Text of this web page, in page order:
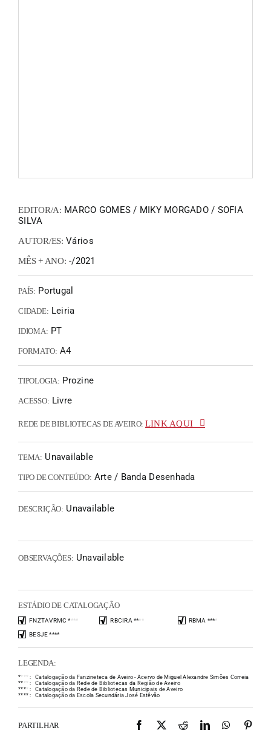
EDITOR/A: MARCO GOMES / MIKY MORGADO / SOFIA
SILVA
AUTOR/ES: Vários
MÊS + ANO: -/2021
PAÍS: Portugal
CIDADE: Leiria
IDIOMA: PT
FORMATO: A4
TIPOLOGIA: Prozine
ACESSO: Livre
REDE DE BIBLIOTECAS DE AVEIRO: LINK AQUI
TEMA: Unavailable
TIPO DE CONTEÚDO: Arte / Banda Desenhada
DESCRIÇÃO: Unavailable
OBSERVAÇÕES: Unavailable
ESTÁDIO DE CATALOGAÇÃO
FNZTAVRMC **** RBCIRA **** RBMA ****
BESJE ****
LEGENDA:
** * * :
Catalogação da Fanzineteca de Aveiro - Acervo de Miguel Alexandre Simões Correia
** * * :
Catalogação da Rede de Bibliotecas da Região de Aveiro
**** :
Catalogação da Rede de Bibliotecas Municipais de Aveiro
**** : Catalogação da Escola Secundária José Estêvão
PARTILHAR Facebook
X RedditLinkedIn